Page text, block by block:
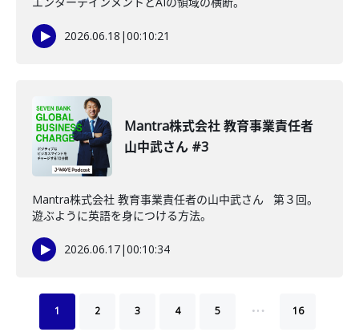
2026.06.18 |00:10:21
Mantra株式会社 教育事業責任者
山中武さん #3
Mantra株式会社 教育事業責任者の山中武さん 第３回。
遊ぶように英語を身につける方法。
2026.06.17|00:10:34
1 2 3 4 5 … 16